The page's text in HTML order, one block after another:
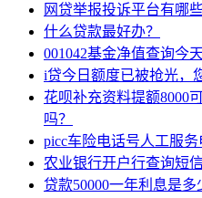
网贷举报投诉平台有哪些
什么贷款最好办？
001042基金净值查询今天
i贷今日额度已被抢光，
花呗补充资料提额8000
吗？
picc车险电话号人工服务
农业银行开户行查询短信
贷款50000一年利息是多